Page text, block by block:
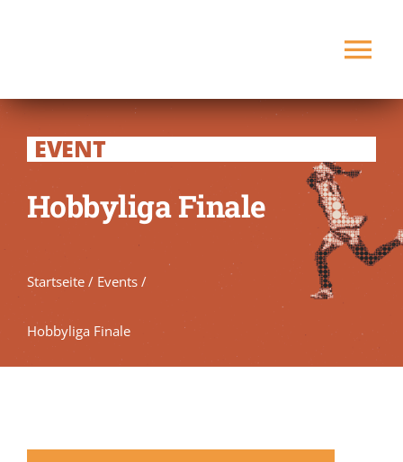
EVENT
Hobbyliga Finale
Startseite/ Events/
Hobbyliga Finale